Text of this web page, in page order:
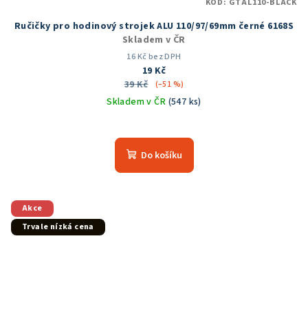
Ručičky pro hodinový strojek ALU 110/97/69mm černé 6168S
Skladem v ČR
16 Kč bez DPH
19 Kč
39 Kč
(–51 %)
Skladem v ČR (547 ks)
hodnocení
produktu
Do košíku
Akce
Trvale nízká cena